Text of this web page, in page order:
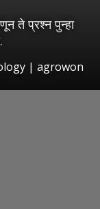
ते प्रश्न पुन्हा
| agrowon